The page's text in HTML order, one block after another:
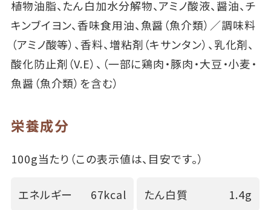
植物油脂、たん白加水分解物、アミノ酸液、醤油、チ
キンブイヨン、香味食用油、魚醤（魚介類）／調味料
（アミノ酸等）、香料、増粘剤（キサンタン）、乳化剤、
酸化防止剤（V.E）、（一部に鶏肉・豚肉・大豆・小麦・
魚醤（魚介類）を含む）
栄養成分
100g当たり（この表示値は、目安です。）
エネルギー 67kcal たん白質 1.4g